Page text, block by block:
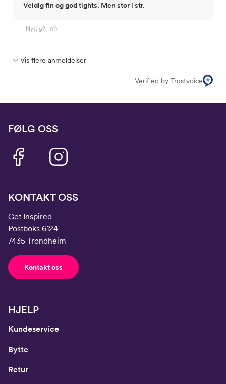
Veldig fin og god tights. Men stor i str.
Nyttig?
Vis flere anmeldelser
Verified by Trustvoice
FØLG OSS
KONTAKT OSS
Get Inspired
Postboks 6124
7435 Trondheim
Kontakt oss
HJELP
Kundeservice
Bytte
Retur